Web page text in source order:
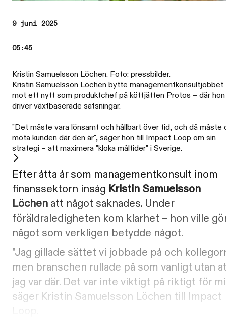
9 juni 2025
05:45
Kristin Samuelsson Löchen. Foto: pressbilder.
Kristin Samuelsson Löchen bytte managementkonsultjobbet
mot ett nytt som produktchef på köttjätten Protos – där hon
driver växtbaserade satsningar.
"Det måste vara lönsamt och hållbart över tid, och då måste
möta kunden där den är", säger hon till Impact Loop om sin
strategi – att maximera "kloka måltider" i Sverige.
Efter åtta år som managementkonsult inom
finanssektorn insåg Kristin Samuelsson
Löchen att något saknades. Under
föräldraledigheten kom klarhet – hon ville
något som verkligen betydde något.
"Jag gillade sättet vi jobbade på och
men branschen rullade på som vanligt utan
jag var där. Det var inte viktigt på riktigt för
säger Kristin Samuelsson Löchen till Impact